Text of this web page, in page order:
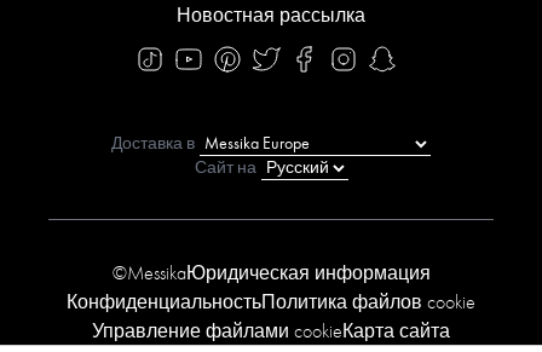
Новостная рассылка
©MessikaЮридическая информация
КонфиденциальностьПолитика файлов cookie
Управление файлами cookieКарта сайта
Доставка в
Сайт на